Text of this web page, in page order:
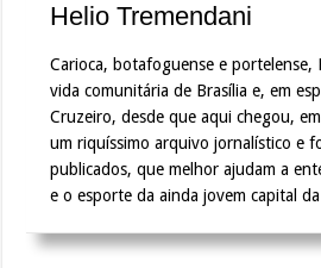
Helio Tremendani
Carioca, botafoguense e portelense,
vida comunitária de Brasília e, em
Cruzeiro, desde que aqui chegou,
um riquíssimo arquivo jornalístico e
publicados, que melhor ajudam a
e o esporte da ainda jovem capital